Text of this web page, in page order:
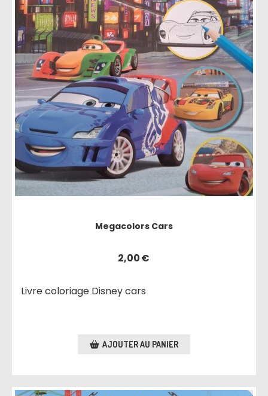
Megacolors Cars
2,00€
Livre coloriage Disney cars
AJOUTER AU PANIER